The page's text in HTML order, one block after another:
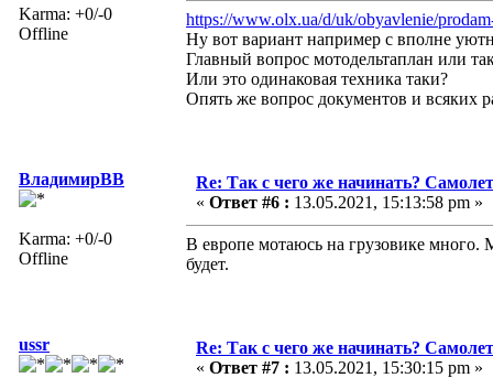
Karma: +0/-0
Offline
https://www.olx.ua/d/uk/obyavlenie/
Ну вот вариант например с вполне
Главный вопрос мотодельтаплан или
Или это одинаковая техника таки?
Опять же вопрос документов и всяких
ВладимирВВ
Karma: +0/-0
Offline
Re: Так с чего же начинать?
« Ответ #6 : 13.05.2021, 15:13:58 pm »
В европе мотаюсь на грузовике много.
будет.
ussr
Re: Так с чего же начинать?
« Ответ #7 : 13.05.2021, 15:30:15 pm »